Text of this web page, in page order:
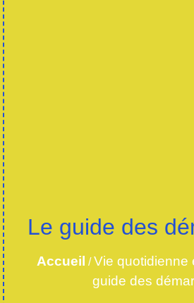
Le guide des
Accueil /Vie quotidienne
guide des